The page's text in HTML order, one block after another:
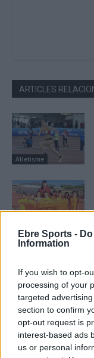
Ebre Sports -
Information
If you wish to opt-
processing of your
targeted
section to confirm
opt-out request is
interest-based ads
us or personal
ARTICLES
Atletisme
Atletisme